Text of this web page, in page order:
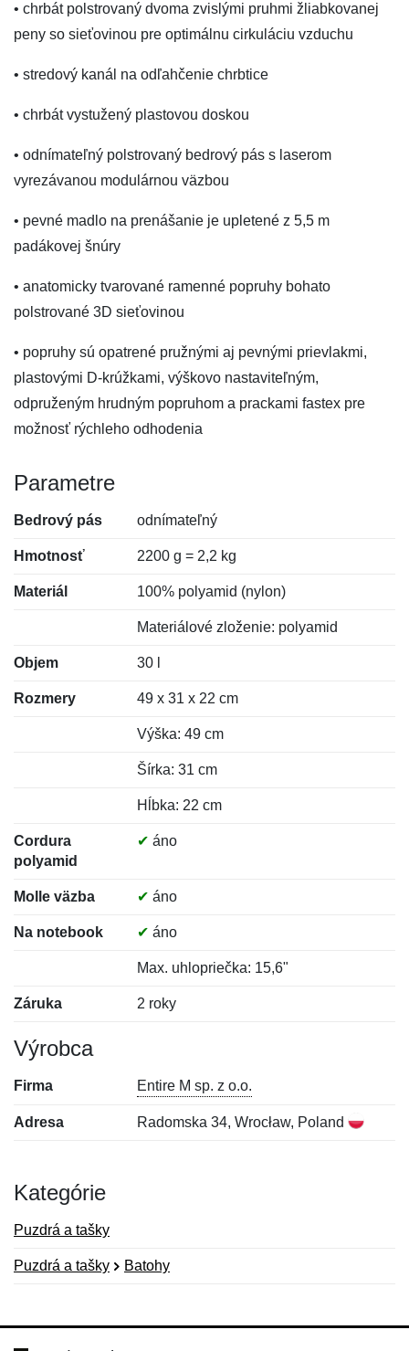
• chrbát polstrovaný dvoma zvislými pruhmi žliabkovanej
peny so sieťovinou pre optimálnu cirkuláciu vzduchu
• stredový kanál na odľahčenie chrbtice
• chrbát vystužený plastovou doskou
• odnímateľný polstrovaný bedrový pás s laserom
vyrezávanou modulárnou väzbou
• pevné madlo na prenášanie je upletené z 5,5 m
padákovej šnúry
• anatomicky tvarované ramenné popruhy bohato
polstrované 3D sieťovinou
• popruhy sú opatrené pružnými aj pevnými prievlakmi,
plastovými D-krúžkami, výškovo nastaviteľným,
odpruženým hrudným popruhom a prackami fastex pre
možnosť rýchleho odhodenia
Parametre
Bedrový pás odnímateľný
Hmotnosť 2200 g = 2,2 kg
Materiál 100% polyamid (nylon)
Materiálové zloženie: polyamid
Objem 30 l
Rozmery 49 x 31 x 22 cm
Výška: 49 cm
Šírka: 31 cm
Hĺbka: 22 cm
Cordura
polyamid
✔ áno
Molle väzba ✔ áno
Na notebook ✔ áno
Max. uhlopriečka: 15,6"
Záruka 2 roky
Výrobca
Firma Entire M sp. z o.o.
Adresa Radomska 34, Wrocław, Poland
Kategórie
Puzdrá a tašky
Puzdrá a tašky Batohy
Hodnotenie:
Meno: